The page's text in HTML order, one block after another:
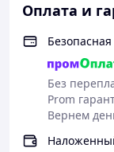
Оплата и
Без
Prom
Вернем